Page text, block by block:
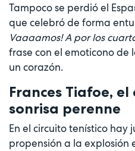
Tampoco se perdió el
que celebró de forma
Vaaaamos! A por los
frase con el emoticono de
un corazón.
Frances Tiafoe, el
sonrisa perenne
En el circuito tenístico hay
propensión a la explosión